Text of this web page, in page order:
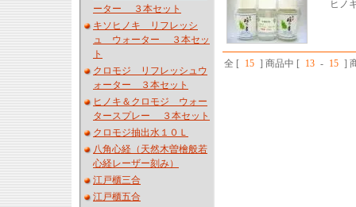
ーター ３本セット
キソヒノキ リフレッシ
ュ ウォーター ３本セッ
ト
クロモジ リフレッシュウ
ォーター ３本セット
ヒノキ＆クロモジ ウォー
タースプレー ３本セット
クロモジ抽出水１０Ｌ
八角心経（天然木曽檜般若
心経レーザー刻み）
江戸櫃三合
江戸櫃五合
ヒノ
全 [ 15 ] 商品中 [ 13 - 15 ]